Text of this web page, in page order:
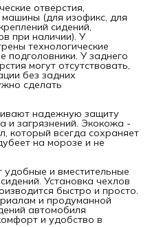
отверстия,
машины (для изофикс, для
сидений,
при наличии). У
технологические
подголовники. У заднего
могут отсутствовать,
без задних
сделать
надежную защиту
и загрязнений. Экокожа -
который всегда сохраняет
на морозе и не
и вместительные
Установка чехлов
быстро и просто.
и продуманной
автомобиля
и удобство в